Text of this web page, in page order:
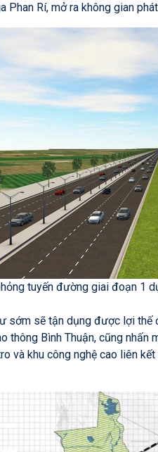
Rí, mở ra không gian
tuyến đường giai đoạn 1
sớm sẽ tận dụng được lợi thế
thông Bình Thuận, cũng
và khu công nghệ cao liên